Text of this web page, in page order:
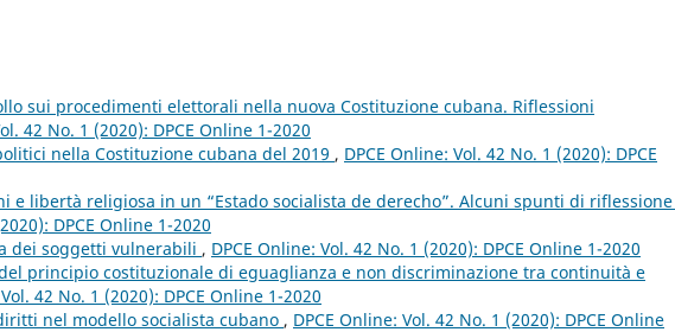
sui procedimenti elettorali nella nuova Costituzione cubana. Riflessioni
42 No. 1 (2020): DPCE Online 1-2020
nella Costituzione cubana del 2019 , DPCE Online: Vol. 42 No. 1 (2020): DPCE
e libertà religiosa in un “Estado socialista de derecho”. Alcuni spunti di riflessione
DPCE Online 1-2020
dei soggetti vulnerabili , DPCE Online: Vol. 42 No. 1 (2020): DPCE Online 1-2020
principio costituzionale di eguaglianza e non discriminazione tra continuità e
42 No. 1 (2020): DPCE Online 1-2020
nel modello socialista cubano , DPCE Online: Vol. 42 No. 1 (2020): DPCE Online